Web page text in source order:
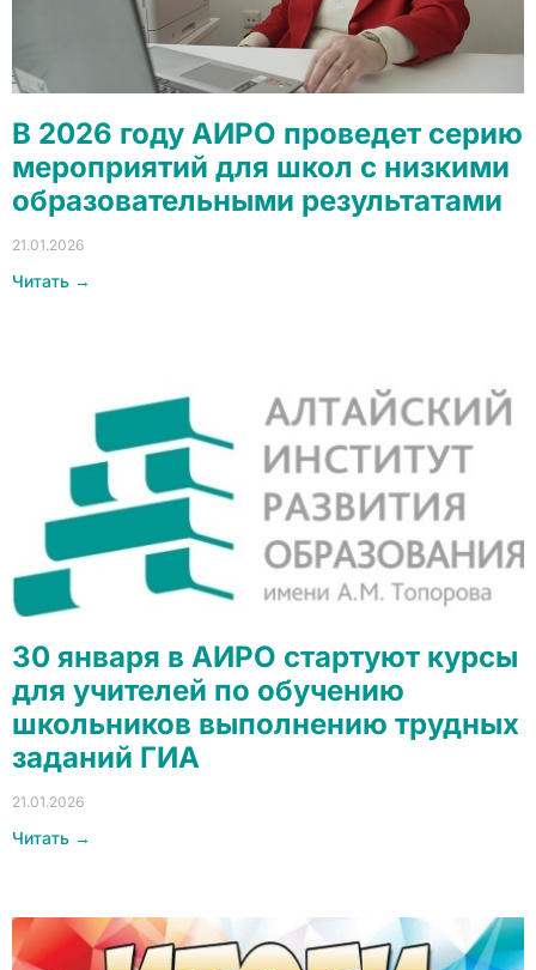
В 2026 году АИРО проведет серию
мероприятий для школ с низкими
образовательными результатами
21.01.2026
Читать →
30 января в АИРО стартуют курсы
для учителей по обучению
школьников выполнению трудных
заданий ГИА
21.01.2026
Читать →